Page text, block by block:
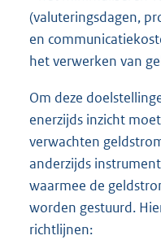
(valuteringsdagen,
en
het verwerken van
Om deze
enerzijds inzicht
verwachten
anderzijds
waarmee de
worden gestuurd.
richtlijnen: